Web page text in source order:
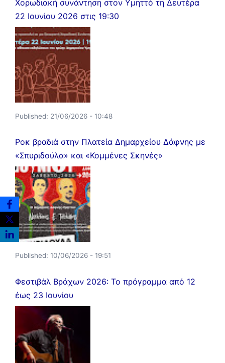
Χορωδιακή συνάντηση στον Υμηττό τη Δευτέρα
22 Ιουνίου 2026 στις 19:30
Published: 21/06/2026 - 10:48
Ροκ βραδιά στην Πλατεία Δημαρχείου Δάφνης με
«Σπυριδούλα» και «Κομμένες Σκηνές»
Published: 10/06/2026 - 19:51
Φεστιβάλ Βράχων 2026: Το πρόγραμμα από 12
έως 23 Ιουνίου